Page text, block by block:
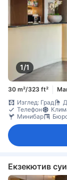
1/1
30 m²/323 ft²
Изглед: Град
Телефон
Минибар
Екзекютив